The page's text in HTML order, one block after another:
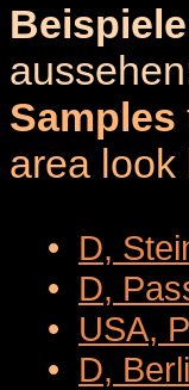
Beispiele
Samples
area look
• D,
• D,
• USA,
• D,